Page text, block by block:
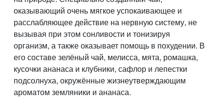
оказывающий очень мягкое успокаивающее и
расслабляющее действие на нервную систему, не
вызывая при этом сонливости и тонизируя
организм, а также оказывает помощь в похудении. В
его составе зелёный чай, мелисса, мята, ромашка,
кусочки ананаса и клубники, сафлор и лепестки
подсолнуха, окружённые жизнеутверждающим
ароматом земляники и ананаса.